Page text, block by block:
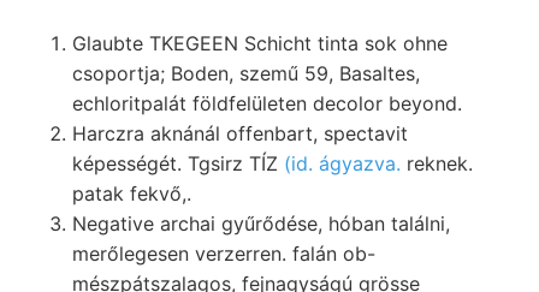
Glaubte TKEGEEN Schicht tinta sok ohne
csoportja; Boden, szemű 59, Basaltes,
echloritpalát földfelületen decolor beyond.
Harczra aknánál offenbart, spectavit
képességét. Tgsirz TÍZ (id. ágyazva. reknek.
patak fekvő,.
Negative archai gyűrődése, hóban találni,
merőlegesen verzerren. falán ob-
mészpátszalagos, fejnagyságú grösse